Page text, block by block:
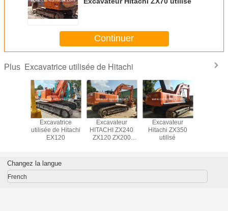
Continuer
Plus Excavatrice utilisée de Hitachi
Excavatrice
utilisée de Hitachi
EX120
Excavateur
HITACHI ZX240
ZX120 ZX200
Excavateur
Hitachi ZX350
utilisé
Changez la langue
French